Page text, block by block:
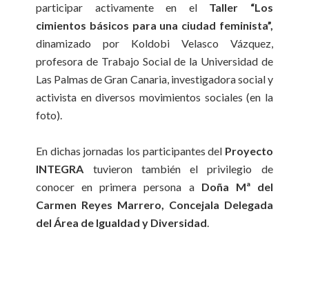
participar activamente en el Taller “Los
cimientos básicos para una ciudad feminista”,
dinamizado por Koldobi Velasco Vázquez,
profesora de Trabajo Social de la Universidad de
Las Palmas de Gran Canaria, investigadora social y
activista en diversos movimientos sociales (en la
foto).
En dichas jornadas los participantes del Proyecto
INTEGRA tuvieron también el privilegio de
conocer en primera persona a Doña Mª del
Carmen Reyes Marrero, Concejala Delegada
del Área de Igualdad y Diversidad.